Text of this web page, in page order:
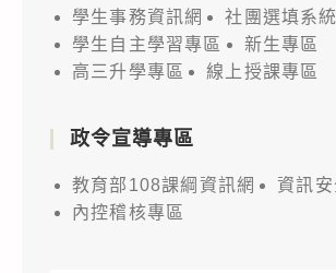
學生事務資訊網
社團選填系統
學生自主學習專區
新生專區
高三升學專區
線上授課專區
政令宣導專區
教育部108課綱資訊網
資訊安
內控稽核專區